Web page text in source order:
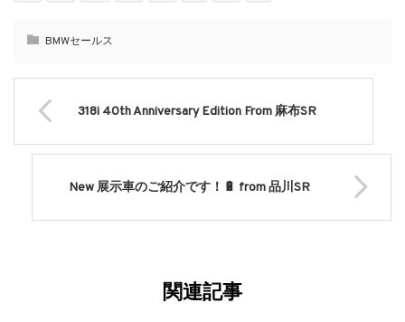
BMWセールス
318i 40th Anniversary Edition From 麻布SR
New 展示車のご紹介です！🔋 from 品川SR
関連記事